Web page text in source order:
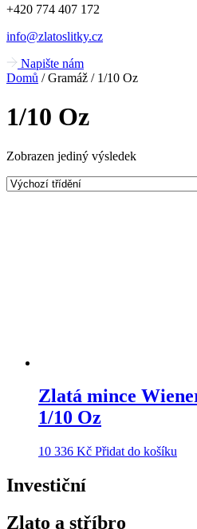
+420 774 407 172
info@zlatoslitky.cz
Napište nám
Domů / Gramáž / 1/10 Oz
1/10 Oz
Zobrazen jediný výsledek
Zlatá mince
1/10 Oz
10 336 Kč Přidat do košíku
Investiční
Zlato a stříbro